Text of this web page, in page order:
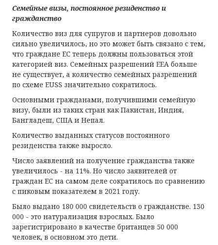
Семейные визы, постоянное резиденство и
гражданство
Количество виз для супругов и партнеров довольно
сильно увеличилось, но это может быть связано с тем,
что граждане ЕС теперь должны пользоваться этой
категорией виз. Семейных разрешений EEA больше
не существует, а количество семейных разрешений
по схеме EUSS значительно сократилось.
Основными гражданами, получившими семейную
визу, были из таких стран как Пакистан, Индия,
Бангладеш, США и Непал.
Количество выданных статусов постоянного
резиденства также выросло.
Число заявлений на получение гражданства также
увеличилось - на 11%. Но число заявителей от
граждан ЕС на самом деле сократилось по сравнению
с пиковым показателем в 2021 году.
Было выдано 180 000 свидетельств о гражданстве. 130
000 - это натурализация взрослых. Было
зарегистрировано в качестве британцев 50 000
человек, в основном это дети.